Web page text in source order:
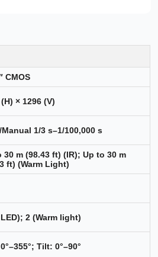
CMOS
× 1296 (V)
1/3 s–1/100,000 s
30 m (98.43 ft) (IR); Up to 30 m
ft) (Warm Light)
2 (Warm light)
Tilt: 0°–90°